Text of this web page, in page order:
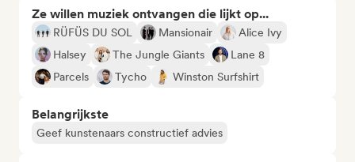
Ze willen muziek ontvangen die lijkt op...
RÜFÜS DU SOL Mansionair
Alice Ivy
Halsey
The Jungle Giants
Lane 8
Parcels
Tycho Winston Surfshirt
Belangrijkste
Geef kunstenaars constructief advies